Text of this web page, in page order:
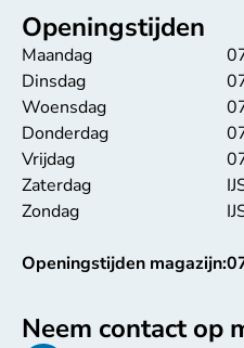
Openingstijden
Maandag
Dinsdag
Woensdag
Donderdag
Vrijdag
Zaterdag
Zondag
Openingstijden magazijn:
Neem contact op